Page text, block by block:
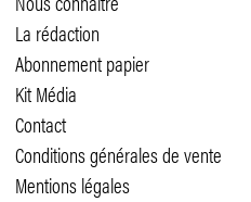
La rédaction
Abonnement papier
Kit Média
Contact
Conditions générales de vente
Mentions légales